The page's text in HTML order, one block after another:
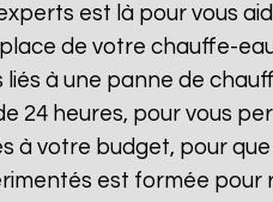
est là pour vous
de votre chauffe-
à une panne de
24 heures, pour vous
votre budget, pour que
est formée